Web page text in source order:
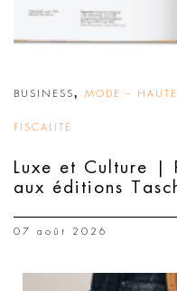
BUSINESS, MODE – HAUTE
FISCALITÉ
Luxe et Culture |
aux éditions
07 août 2026